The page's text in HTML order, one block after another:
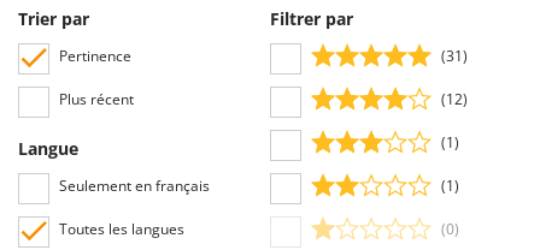
Planteuses de pommes de terre pour tracteur
Plateaux de coupe pour tracteur
Plumeuses
Pompes d'irrigation à tracteur
Francini
G
G3 Ferrari
Garofalo
GeoTech
GeoTech Pro
Trier par
Pertinence
Plus récent
Langue
Seulement en français
Toutes les langues
Filtrer par
(31)
(12)
(1)
(1)
(0)